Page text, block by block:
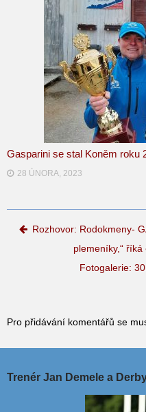
Gasparini se stal Koněm roku
28 ÚNORA, 2023
Post
Rozhovor: Rodokmeny-
plemeníky,“
Fotogalerie:
Pro přidávání komentářů se
Trenér Jan Demele a